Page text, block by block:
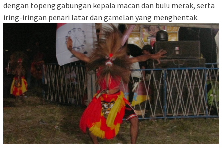
dengan topeng gabungan kepala macan dan bulu merak, serta
iring-iringan penari latar dan gamelan yang menghentak.